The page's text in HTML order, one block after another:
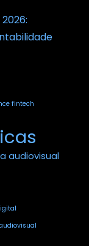
fintech
audiovisual